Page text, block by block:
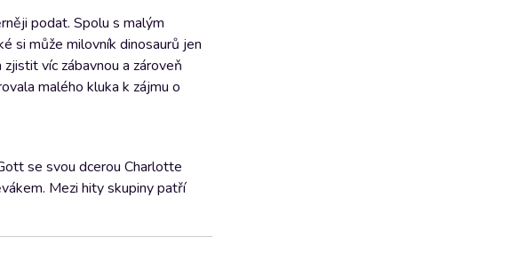
podat. Spolu s malým
si může milovník dinosaurů jen
víc zábavnou a zároveň
malého kluka k zájmu o
se svou dcerou Charlotte
Mezi hity skupiny patří